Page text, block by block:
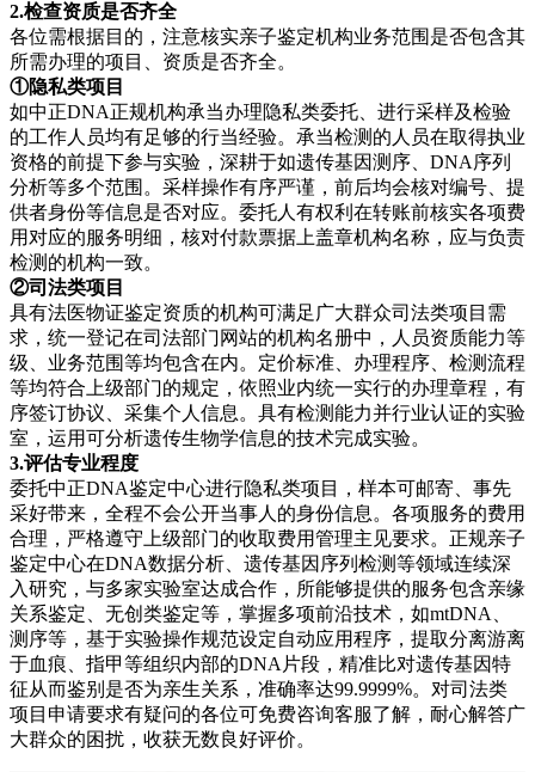
2.检查资质是否齐全
各位需根据目的，注意核实亲子鉴定机构业务范围是否包含其
所需办理的项目、资质是否齐全。
①隐私类项目
如中正DNA正规机构承当办理隐私类委托、进行采样及检验
的工作人员均有足够的行当经验。承当检测的人员在取得执业
资格的前提下参与实验，深耕于如遗传基因测序、DNA序列
分析等多个范围。采样操作有序严谨，前后均会核对编号、提
供者身份等信息是否对应。委托人有权利在转账前核实各项费
用对应的服务明细，核对付款票据上盖章机构名称，应与负责
检测的机构一致。
②司法类项目
具有法医物证鉴定资质的机构可满足广大群众司法类项目需
求，统一登记在司法部门网站的机构名册中，人员资质能力等
级、业务范围等均包含在内。定价标准、办理程序、检测流程
等均符合上级部门的规定，依照业内统一实行的办理章程，有
序签订协议、采集个人信息。具有检测能力并行业认证的实验
室，运用可分析遗传生物学信息的技术完成实验。
3.评估专业程度
委托中正DNA鉴定中心进行隐私类项目，样本可邮寄、事先
采好带来，全程不会公开当事人的身份信息。各项服务的费用
合理，严格遵守上级部门的收取费用管理主见要求。正规亲子
鉴定中心在DNA数据分析、遗传基因序列检测等领域连续深
入研究，与多家实验室达成合作，所能够提供的服务包含亲缘
关系鉴定、无创类鉴定等，掌握多项前沿技术，如mtDNA、
测序等，基于实验操作规范设定自动应用程序，提取分离游离
于血痕、指甲等组织内部的DNA片段，精准比对遗传基因特
征从而鉴别是否为亲生关系，准确率达99.9999%。对司法类
项目申请要求有疑问的各位可免费咨询客服了解，耐心解答广
大群众的困扰，收获无数良好评价。